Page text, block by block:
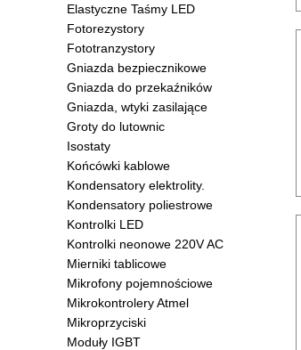
Elastyczne Taśmy LED
Fotorezystory
Fototranzystory
Gniazda bezpiecznikowe
Gniazda do przekaźników
Gniazda, wtyki zasilające
Groty do lutownic
Isostaty
Końcówki kablowe
Kondensatory elektrolity.
Kondensatory poliestrowe
Kontrolki LED
Kontrolki neonowe 220V AC
Mierniki tablicowe
Mikrofony pojemnościowe
Mikrokontrolery Atmel
Mikroprzyciski
Moduły IGBT